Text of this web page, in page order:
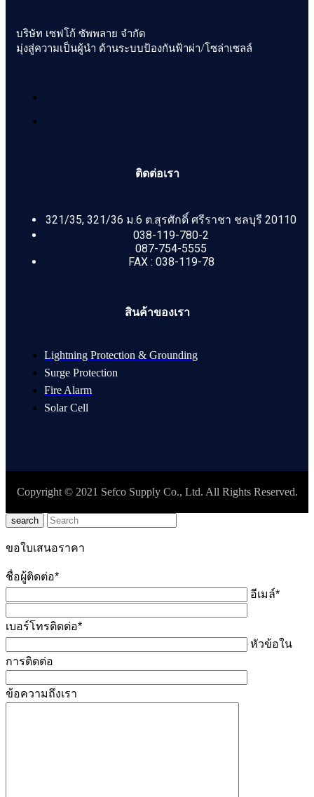
บริษัท เซฟโก้ ซัพพลาย จำกัด
มุ่งสู่ความเป็นผู้นำ ด้านระบบป้องกันฟ้าผ่า/โซล่าเซลล์
ติดต่อเรา
321/35, 321/36 ม.6 ต.สุรศักดิ์ ศรีราชา ชลบุรี 20110
038-119-780-2
087-754-5555
FAX : 038-119-78
สินค้าของเรา
Lightning Protection & Grounding
Surge Protection
Fire Alarm
Solar Cell
Copyright © 2021 Sefco Supply Co., Ltd. All Rights Reserved.
search
ขอใบเสนอราคา
ชื่อผู้ติดต่อ*
อีเมล์*
เบอร์โทรติดต่อ*
หัวข้อใน
การติดต่อ
ข้อความถึงเรา